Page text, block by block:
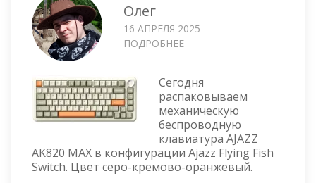
Олег
16 АПРЕЛЯ 2025
ПОДРОБНЕЕ
AK820
MAX
Сегодня
распаковываем
механическую
беспроводную
клавиатура AJAZZ
AK820 MAX в конфигурации Ajazz Flying Fish
Switch. Цвет серо-кремово-оранжевый.